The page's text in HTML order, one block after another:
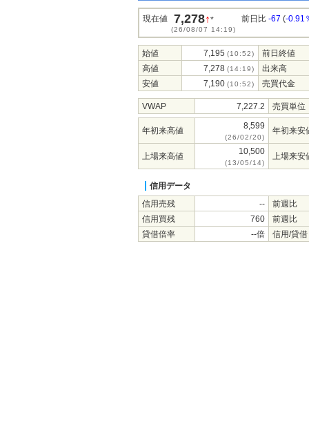
現在値 7,278↑*
(26/08/07 14:19)
前日比 -67 (-0.91
始値 7,195 (10:52)
前日終値
高値
7,278 (14:19)
出来高
安値
7,190 (10:52) 売買代金
VWAP 7,227.2 売買単位
年初来高値 8,599
(26/02/20)
年初来安
上場来高値 10,500
(13/05/14)
上場来安
信用データ
信用売残
--
前週比
信用買残
760
前週比
貸借倍率
--倍 信用/貸借